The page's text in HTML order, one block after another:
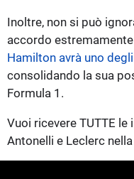
Inoltre, non si può
accordo
Hamilton avrà uno
consolidando la sua
Formula 1.
Vuoi ricevere TUTTE
Antonelli e Leclerc